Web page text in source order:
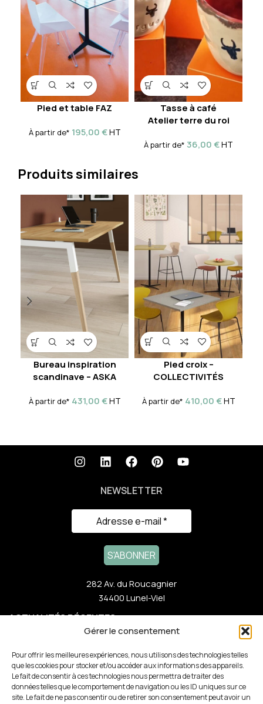
Gérer le consentement
Pour offrir les meilleures expériences, nous utilisons des technologies telles
que les cookies pour stocker et/ou accéder aux informations des appareils.
Le fait de consentir à ces technologies nous permettra de traiter des
données telles que le comportement de navigation ou les ID uniques sur ce
site. Le fait de ne pas consentir ou de retirer son consentement peut avoir un
Pied et table FAZ
À partir de* 195,00€HT
Tasse à café
Atelier terre du roi
À partir de* 36,00€HT
Produits similaires
Bureau inspiration
scandinave – ASKA
À partir de* 431,00€HT
Pied croix –
COLLECTIVITÉS
À partir de* 410,00€HT
NEWSLETTER
282 Av. du Roucagnier
34400 Lunel-Viel
ACTUALITÉS RÉCENTES
NOTRE GAMME
LIENS RAPIDES